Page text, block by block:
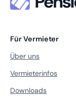
Für Vermieter
Über uns
Vermieterinfos
Downloads